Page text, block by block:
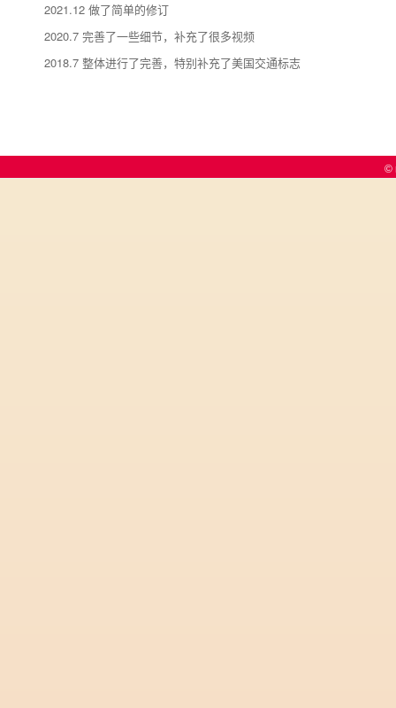
2021.12 做了简单的修订
2020.7 完善了一些细节，补充了很多视频
2018.7 整体进行了完善，特别补充了美国交通标志
©